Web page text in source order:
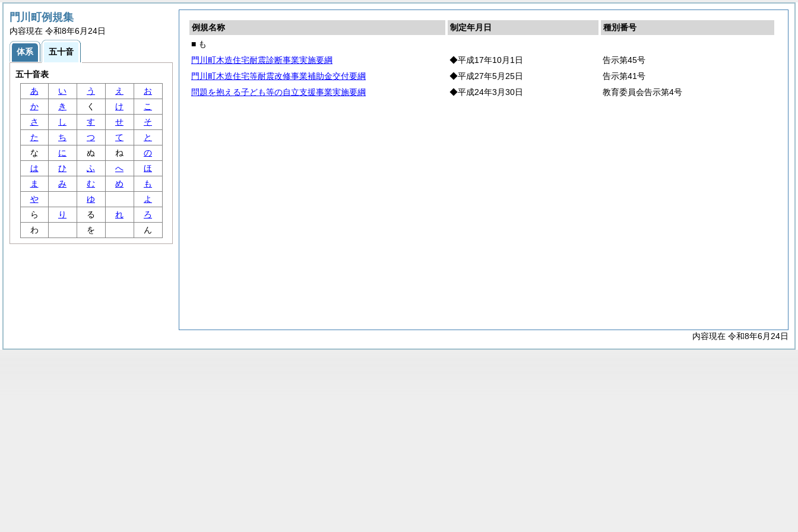
例規名称 制定年月日
種別番号
■ も
門川町木造住宅耐震診断事業実施要綱
◆平成17年10月1日
告示第45号
門川町木造住宅等耐震改修事業補助金交付要綱
◆平成27年5月25日
告示第41号
問題を抱える子ども等の自立支援事業実施要綱
◆平成24年3月30日 教育委員会告示第4号
内容現在 令和8年6月24日
門川町例規集
内容現在 令和8年6月24日
体系 五十音
五十音表
あ
い う え
お
か
き く け
こ
さ
し す せ
そ
た
ち つ て
と
な
に ぬ ね
の
は
ひ ふ へ
ほ
ま
み む め
も
や
ゆ
よ
ら
り る れ
ろ
わ
を ん